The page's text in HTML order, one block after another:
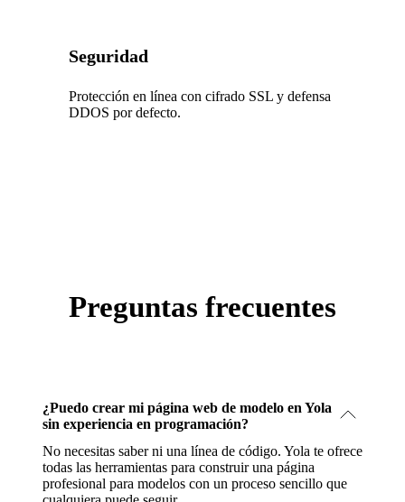
Seguridad
Protección en línea con cifrado SSL y defensa
DDOS por defecto.
Preguntas frecuentes
¿Puedo crear mi página web de modelo en Yola
sin experiencia en programación?
No necesitas saber ni una línea de código. Yola te ofrece
todas las herramientas para construir una página
profesional para modelos con un proceso sencillo que